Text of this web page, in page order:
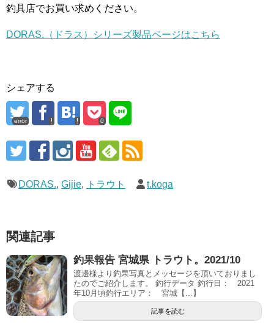
釣具店でお買い求めください。
DORAS.（ドラス）シリーズ製品ページはこちら
シェアする
error 0
DORAS., Gijie, トラウト t.koga
関連記事
釣果報告 宮城県 トラウト。2021/10
渡邊様より釣果写真とメッセージを頂いておりまし
たのでご紹介します。 釣行データ 釣行日： 2021
年10月頃釣行エリア： 宮城【...】
記事を読む